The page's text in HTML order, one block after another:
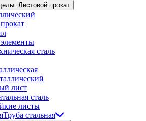
Листовой прокат
сталь
лист
сталь
листы
Труба стальная